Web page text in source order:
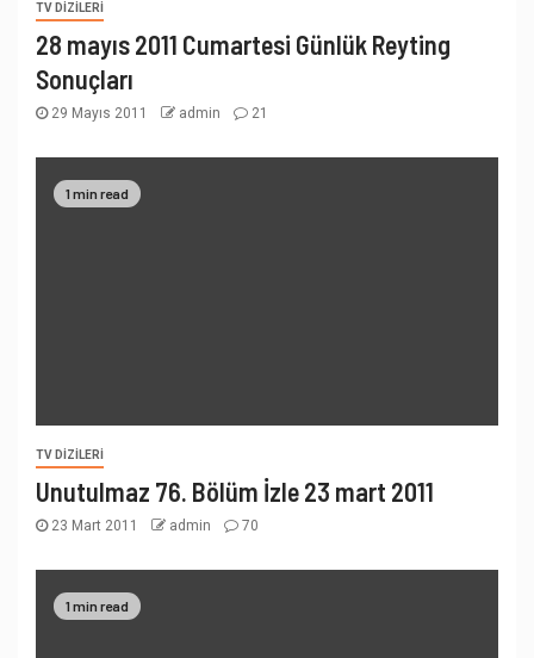
TV DIZILERI
28 mayıs 2011 Cumartesi Günlük Reyting
Sonuçları
29 Mayıs 2011 admin 21
1 min read
TV DIZILERI
Unutulmaz 76. Bölüm İzle 23 mart 2011
23 Mart 2011 admin 70
1 min read